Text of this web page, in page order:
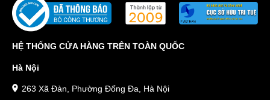
HỆ THỐNG CỬA HÀNG TRÊN TOÀN QUỐC
Hà Nội
263 Xã Đàn, Phường Đống Đa, Hà Nội